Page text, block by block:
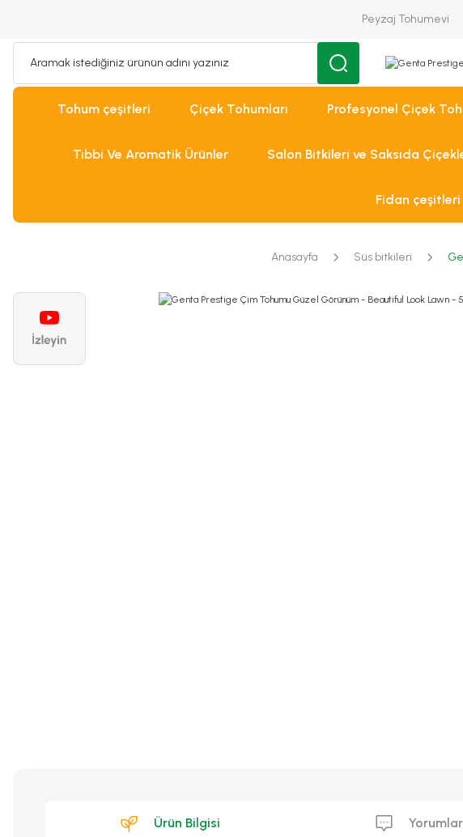
Peyzaj Tohumevi
Tohum çeşitleri Çiçek Tohumları Profesyonel Çiçek
Tıbbi Ve Aromatik Ürünler Salon Bitkileri ve Saksıda
Fidan çeşitleri
Anasayfa Süs bitkileri
Ürün Bilgisi Yorumlar